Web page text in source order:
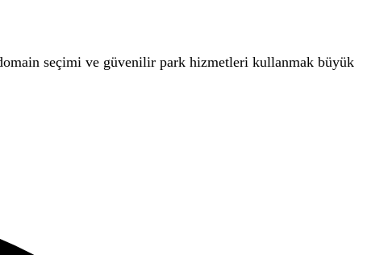
seçimi ve güvenilir park hizmetleri kullanmak büyük